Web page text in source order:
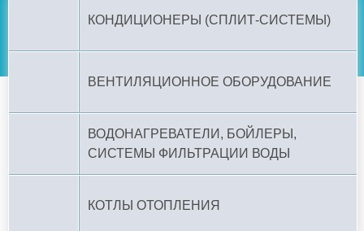
КОНДИЦИОНЕРЫ (СПЛИТ-СИСТЕМЫ)
ВЕНТИЛЯЦИОННОЕ ОБОРУДОВАНИЕ
ВОДОНАГРЕВАТЕЛИ, БОЙЛЕРЫ,
СИСТЕМЫ ФИЛЬТРАЦИИ ВОДЫ
КОТЛЫ ОТОПЛЕНИЯ